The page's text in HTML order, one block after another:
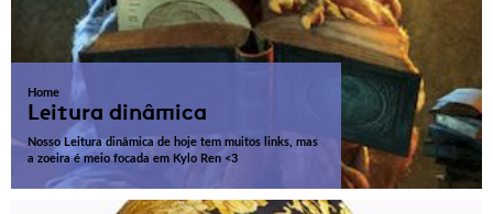
Home
Leitura dinâmica
Nosso Leitura dinâmica de hoje tem muitos links, mas
a zoeira é meio focada em Kylo Ren <3